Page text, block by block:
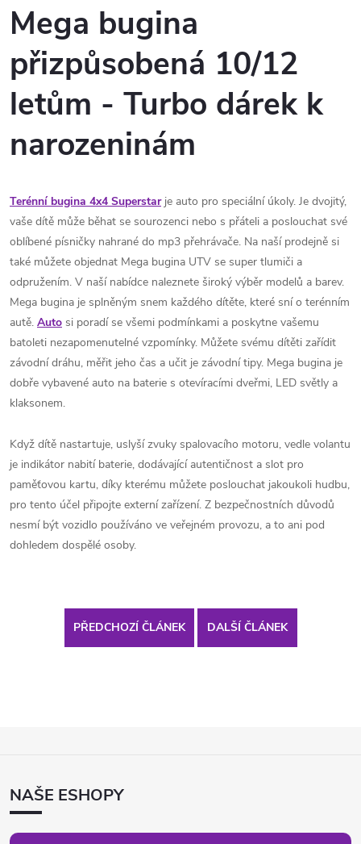
Mega bugina
přizpůsobená 10/12
letům - Turbo dárek k
narozeninám
Terénní bugina 4x4 Superstarje auto pro speciální úkoly. Je dvojitý,
vaše dítě může běhat se sourozenci nebo s přáteli a poslouchat své
oblíbené písničky nahrané do mp3 přehrávače. Na naší prodejně si
také můžete objednat Mega bugina UTV se super tlumiči a
odpružením. V naší nabídce naleznete široký výběr modelů a barev.
Mega bugina je splněným snem každého dítěte, které sní o terénním
autě. Auto si poradí se všemi podmínkami a poskytne vašemu
batoleti nezapomenutelné vzpomínky. Můžete svému dítěti zařídit
závodní dráhu, měřit jeho čas a učit je závodní tipy. Mega bugina je
dobře vybavené auto na baterie s otevíracími dveřmi, LED světly a
klaksonem.
Když dítě nastartuje, uslyší zvuky spalovacího motoru, vedle volantu
je indikátor nabití baterie, dodávající autentičnost a slot pro
paměťovou kartu, díky kterému můžete poslouchat jakoukoli hudbu,
pro tento účel připojte externí zařízení. Z bezpečnostních důvodů
nesmí být vozidlo používáno ve veřejném provozu, a to ani pod
dohledem dospělé osoby.
PŘEDCHOZÍ ČLÁNEK DALŠÍ ČLÁNEK
ANAŠE ESHOPY